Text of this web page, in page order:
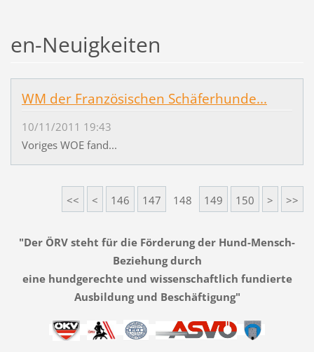
en-Neuigkeiten
WM der Französischen Schäferhunde...
10/11/2011 19:43
Voriges WOE fand...
<< < 146 147 148 149 150 > >>
"Der ÖRV steht für die Förderung der Hund-Mensch-
Beziehung durch
eine hundgerechte und wissenschaftlich fundierte
Ausbildung und Beschäftigung"